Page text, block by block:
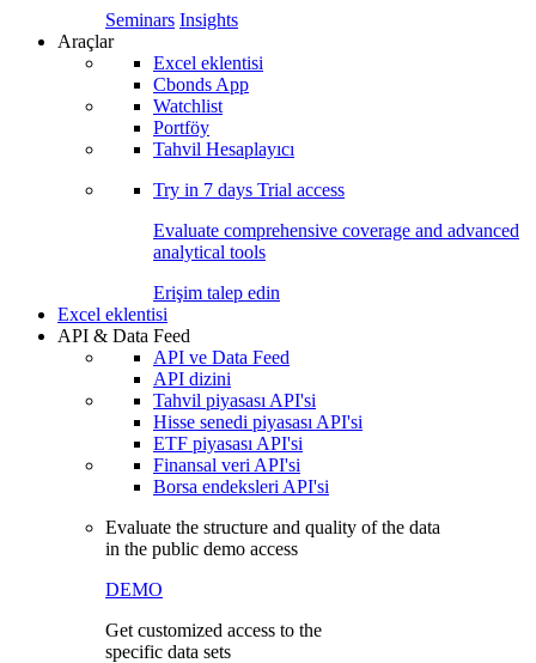
Seminars Insights
Araçlar
Excel eklentisi
Cbonds App
Watchlist
Portföy
Tahvil Hesaplayıcı
Try in 7 days Trial access
Evaluate comprehensive coverage and advanced
analytical tools
Erişim talep edin
Excel eklentisi
API & Data Feed
API ve Data Feed
API dizini
Tahvil piyasası API'si
Hisse senedi piyasası API'si
ETF piyasası API'si
Finansal veri API'si
Borsa endeksleri API'si
Evaluate the structure and quality of the data
in the public demo access
DEMO
Get customized access to the
specific data sets